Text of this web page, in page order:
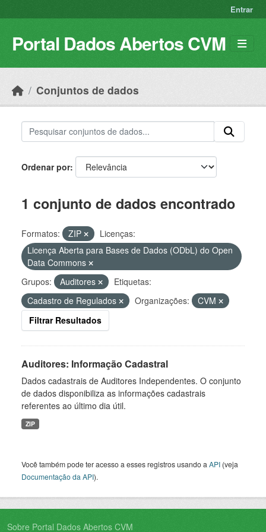
Entrar
Portal Dados Abertos CVM
Conjuntos de dados
Ordenar por
1 conjunto de dados encontrado
Formatos: ZIP
Licenças:
Licença Aberta para Bases de Dados (ODbL) do Open
Data Commons
Grupos:
Auditores
Etiquetas:
Cadastro de Regulados
Organizações:
CVM
Filtrar Resultados
Auditores: Informação Cadastral
Dados cadastrais de Auditores Independentes. O conjunto
de dados disponibiliza as informações cadastrais
referentes ao último dia útil.
ZIP
Você também pode ter acesso a esses registros usando a API (veja
Documentação da API).
Sobre Portal Dados Abertos CVM